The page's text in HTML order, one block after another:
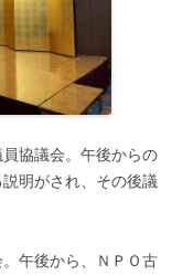
協議会。午後からの
明がされ、その後議
午後から、ＮＰＯ古